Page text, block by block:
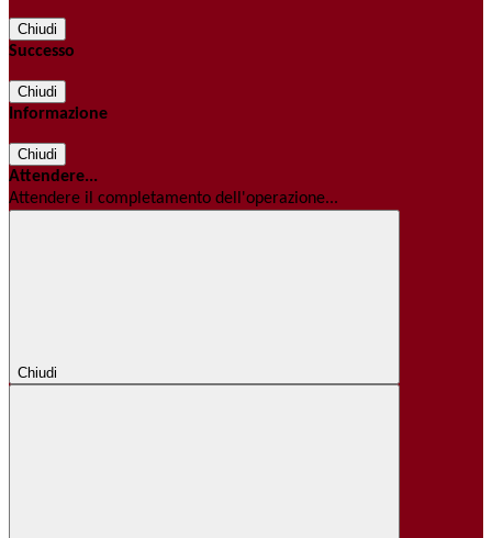
Chiudi
Successo
Chiudi
Informazione
Chiudi
Attendere...
Attendere il completamento dell'operazione...
Chiudi